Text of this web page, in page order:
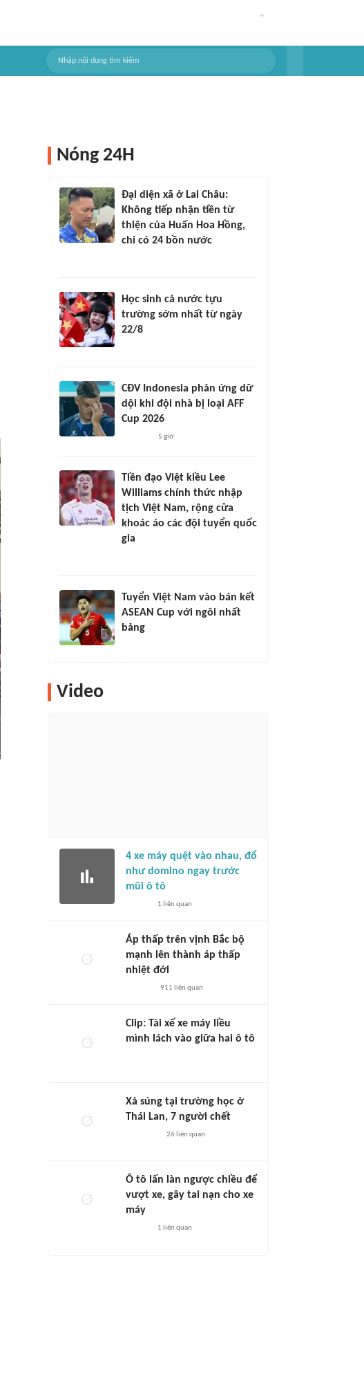
Nóng 24H
Đại diện xã ở Lai Châu:
Không tiếp nhận tiền từ
thiện của Huấn Hoa Hồng,
chỉ có 24 bồn nước
Học sinh cả nước tựu
trường sớm nhất từ ngày
22/8
CĐV Indonesia phản ứng dữ
dội khi đội nhà bị loại AFF
Cup 2026
5 giờ
Tiền đạo Việt kiều Lee
Williams chính thức nhập
tịch Việt Nam, rộng cửa
khoác áo các đội tuyển quốc
gia
Tuyển Việt Nam vào bán kết
ASEAN Cup với ngôi nhất
bảng
Video
4 xe máy quệt vào nhau, đổ
như domino ngay trước
mũi ô tô
1 liên quan
Áp thấp trên vịnh Bắc bộ
mạnh lên thành áp thấp
nhiệt đới
911 liên quan
Clip: Tài xế xe máy liều
mình lách vào giữa hai ô tô
Xả súng tại trường học ở
Thái Lan, 7 người chết
26 liên quan
Ô tô lấn làn ngược chiều để
vượt xe, gây tai nạn cho xe
máy
1 liên quan